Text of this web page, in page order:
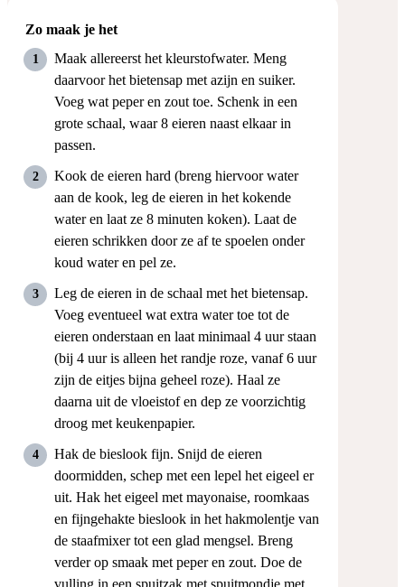
Zo maak je het
Maak allereerst het kleurstofwater. Meng
daarvoor het bietensap met azijn en suiker.
Voeg wat peper en zout toe. Schenk in een
grote schaal, waar 8 eieren naast elkaar in
passen.
Kook de eieren hard (breng hiervoor water
aan de kook, leg de eieren in het kokende
water en laat ze 8 minuten koken). Laat de
eieren schrikken door ze af te spoelen onder
koud water en pel ze.
Leg de eieren in de schaal met het bietensap.
Voeg eventueel wat extra water toe tot de
eieren onderstaan en laat minimaal 4 uur staan
(bij 4 uur is alleen het randje roze, vanaf 6 uur
zijn de eitjes bijna geheel roze). Haal ze
daarna uit de vloeistof en dep ze voorzichtig
droog met keukenpapier.
Hak de bieslook fijn. Snijd de eieren
doormidden, schep met een lepel het eigeel er
uit. Hak het eigeel met mayonaise, roomkaas
en fijngehakte bieslook in het hakmolentje van
de staafmixer tot een glad mengsel. Breng
verder op smaak met peper en zout. Doe de
vulling in een spuitzak met spuitmondje met